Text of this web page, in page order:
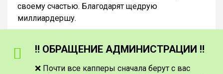
своему счастью. Благодарят щедрую
миллиардершу.
‼️ ОБРАЩЕНИЕ АДМИНИСТРАЦИИ ‼️
❌ Почти все капперы сначала берут с вас